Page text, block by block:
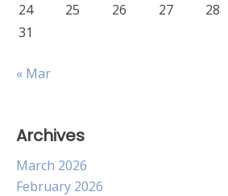
24 25 26 27 28
31
« Mar
Archives
March 2026
February 2026